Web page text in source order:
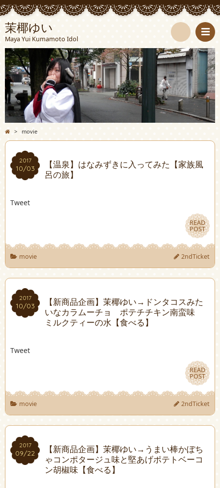
茉椰ゆい
Maya Yui Kumamoto Idol
検
索
> movie
2017
10/03
2017
10/03
【温泉】はなみずきに入ってみた【家族風
呂の旅】
Tweet
READ
POST
READ
POST
movie 2ndTicket
2017
10/03
2017
10/03
【新商品企画】茉椰ゆい→ドンタコスみた
いなカラムーチョ ポテチチキン南蛮味
ミルクティーの水【食べる】
Tweet
READ
POST
READ
POST
movie 2ndTicket
2017
09/22
2017
09/22
【新商品企画】茉椰ゆい→うまい棒かぼち
ゃコンポタージュ味と堅あげポテトベーコ
ン胡椒味【食べる】